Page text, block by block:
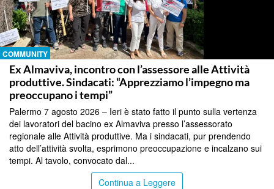
COMMUNITY
Ex Almaviva, incontro con l’assessore alle Attività
produttive. Sindacati: “Apprezziamo l’impegno ma
preoccupano i tempi”
Palermo 7 agosto 2026 – Ieri è stato fatto il punto sulla vertenza
dei lavoratori del bacino ex Almaviva presso l’assessorato
regionale alle Attività produttive. Ma i sindacati, pur prendendo
atto dell’attività svolta, esprimono preoccupazione e incalzano sui
tempi. Al tavolo, convocato dal...
Continua a Leggere